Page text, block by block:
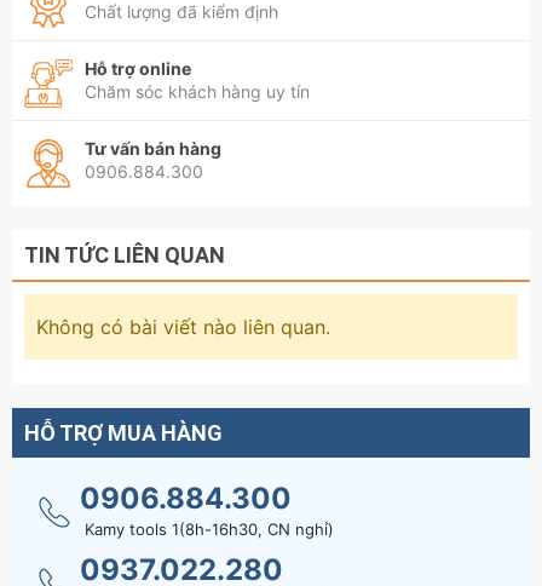
Chất lượng đã kiểm định
Hỗ trợ online
Chăm sóc khách hàng uy tín
Tư vấn bán hàng
0906.884.300
TIN TỨC LIÊN QUAN
Không có bài viết nào liên quan.
HỖ TRỢ MUA HÀNG
0906.884.300
Kamy tools 1(8h-16h30, CN nghỉ)
0937.022.280